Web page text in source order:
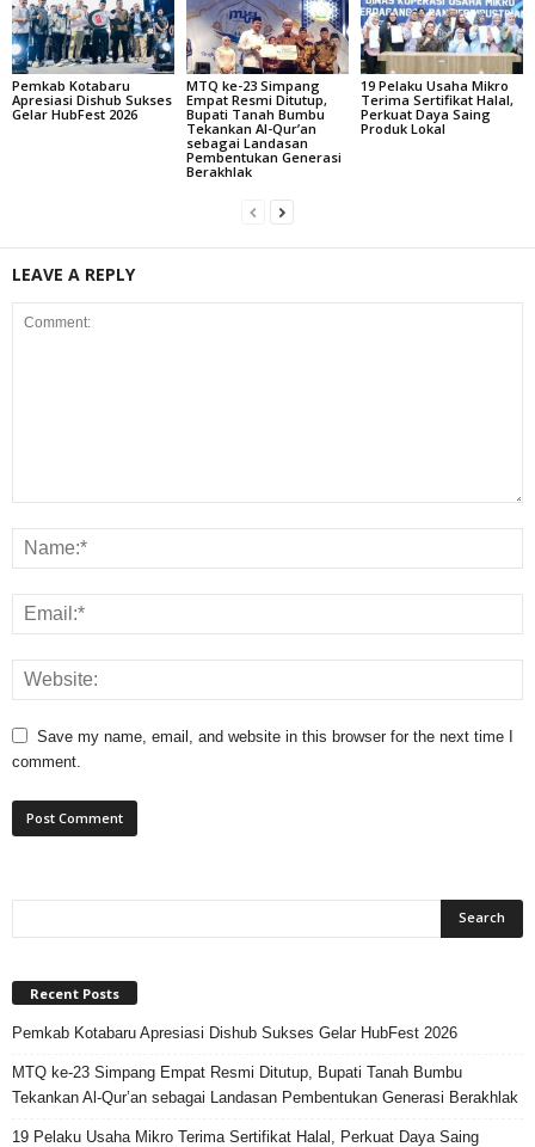
Pemkab Kotabaru
Apresiasi Dishub Sukses
Gelar HubFest 2026
MTQ ke-23 Simpang
Empat Resmi Ditutup,
Bupati Tanah Bumbu
Tekankan Al-Qur’an
sebagai Landasan
Pembentukan Generasi
Berakhlak
19 Pelaku Usaha Mikro
Terima Sertifikat Halal,
Perkuat Daya Saing
Produk Lokal
LEAVE A REPLY
Save my name, email, and website in this browser for the next time I
comment.
Recent Posts
Pemkab Kotabaru Apresiasi Dishub Sukses Gelar HubFest 2026
MTQ ke-23 Simpang Empat Resmi Ditutup, Bupati Tanah Bumbu
Tekankan Al-Qur’an sebagai Landasan Pembentukan Generasi Berakhlak
19 Pelaku Usaha Mikro Terima Sertifikat Halal, Perkuat Daya Saing